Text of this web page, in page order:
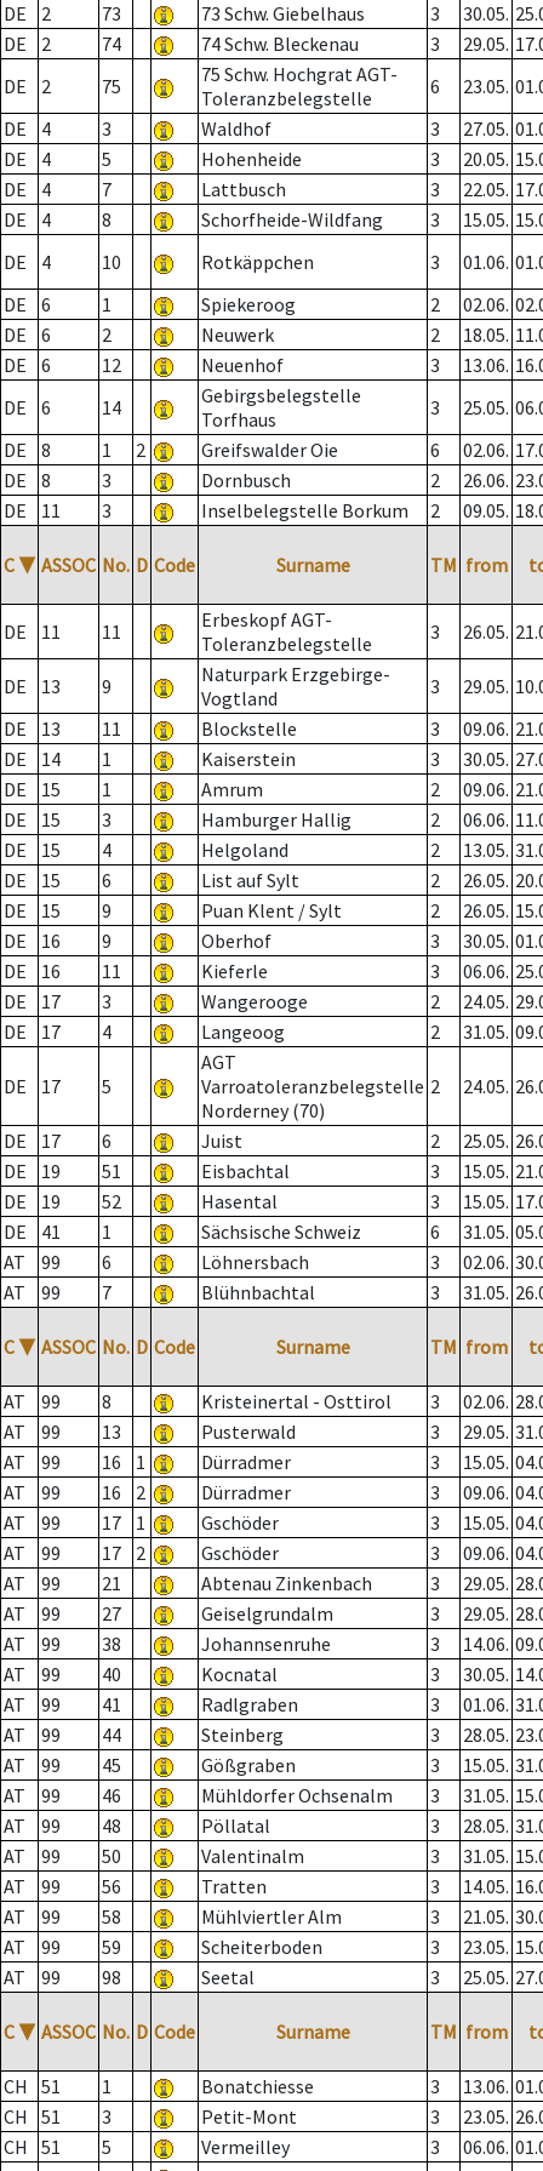
DE
2 73 73 Schw. Giebelhaus 3 30.05.
DE
2 74 74 Schw. Bleckenau 3 29.05.
DE
2 75
75 Schw. Hochgrat AGT-
Toleranzbelegstelle
6 23.05.
DE
4 3 Waldhof 3 27.05.
DE
4 5 Hohenheide 3 20.05.
DE
4 7 Lattbusch 3 22.05.
DE
4 8 Schorfheide-Wildfang 3 15.05.
DE
4 10 Rotkäppchen 3 01.06.
DE
6 1 Spiekeroog 2 02.06.
DE
6 2 Neuwerk 2 18.05.
DE
6 12 Neuenhof 3 13.06.
DE
6 14
Gebirgsbelegstelle
Torfhaus
3 25.05.
DE
8 1 2 Greifswalder Oie 6 02.06.
DE
8 3 Dornbusch 2 26.06.
DE
11 3 Inselbelegstelle Borkum 2 09.05.
C ▼ ASSOC No. D Code Surname TM from
DE 11 11
Erbeskopf AGT-
Toleranzbelegstelle
3 26.05.
DE 13 9
Naturpark Erzgebirge-
Vogtland
3 29.05.
DE
13 11 Blockstelle 3 09.06.
DE
14 1 Kaiserstein 3 30.05.
DE
15 1 Amrum 2 09.06.
DE
15 3 Hamburger Hallig 2 06.06.
DE
15 4 Helgoland 2 13.05.
DE
15 6 List auf Sylt 2 26.05.
DE
15 9 Puan Klent / Sylt 2 26.05.
DE
16 9 Oberhof 3 30.05.
DE
16 11 Kieferle 3 06.06.
DE
17 3 Wangerooge 2 24.05.
DE
17 4 Langeoog 2 31.05.
DE 17 5
AGT
Varroatoleranzbelegstelle
Norderney (70)
2 24.05.
DE 17 6 Juist 2 25.05.
DE
19 51 Eisbachtal 3 15.05.
DE
19 52 Hasental 3 15.05.
DE
41 1 Sächsische Schweiz 6 31.05.
AT
99 6 Löhnersbach 3 02.06.
AT
99 7 Blühnbachtal 3 31.05.
C ▼ ASSOC No. D Code Surname TM from
AT 99 8 Kristeinertal - Osttirol 3 02.06.
AT
99 13 Pusterwald 3 29.05.
AT
99 16 1 Dürradmer 3 15.05.
AT
99 16 2 Dürradmer 3 09.06.
AT
99 17 1 Gschöder 3 15.05.
AT
99 17 2 Gschöder 3 09.06.
AT
99 21 Abtenau Zinkenbach 3 29.05.
AT
99 27 Geiselgrundalm 3 29.05.
AT
99 38 Johannsenruhe 3 14.06.
AT
99 40 Kocnatal 3 30.05.
AT
99 41 Radlgraben 3 01.06.
AT
99 44 Steinberg 3 28.05.
AT
99 45 Gößgraben 3 15.05.
AT
99 46 Mühldorfer Ochsenalm 3 31.05.
AT
99 48 Pöllatal 3 28.05.
AT
99 50 Valentinalm 3 31.05.
AT
99 56 Tratten 3 14.05.
AT
99 58 Mühlviertler Alm 3 21.05.
AT
99 59 Scheiterboden 3 23.05.
AT
99 98 Seetal 3 25.05.
C ▼ ASSOC No. D Code Surname TM from
CH 51 1 Bonatchiesse 3 13.06.
CH
51 3 Petit-Mont 3 23.05.
CH
51 5 Vermeilley 3 06.06.